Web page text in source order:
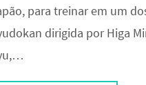
para treinar em um
dirigida por Higa